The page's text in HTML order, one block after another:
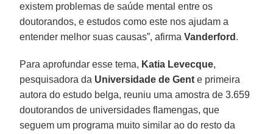
existem problemas de saúde mental entre os
doutorandos, e estudos como este nos ajudam a
entender melhor suas causas”, afirmaVanderford .
Para aprofundar esse tema, Katia Levecque,
pesquisadora da Universidade de Gent e primeira
autora do estudo belga, reuniu uma amostra de 3.659
doutorandos de universidades flamengas, que
seguem um programa muito similar ao do resto da